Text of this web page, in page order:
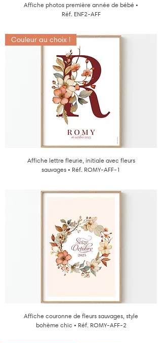
Affiche photos première année de bébé •
Réf. ENF2-AFF
Couleur au choix !
Affiche lettre fleurie, initiale avec fleurs
sauvages • Réf. ROMY-AFF-1
Affiche couronne de fleurs sauvages, style
bohème chic • Réf. ROMY-AFF-2